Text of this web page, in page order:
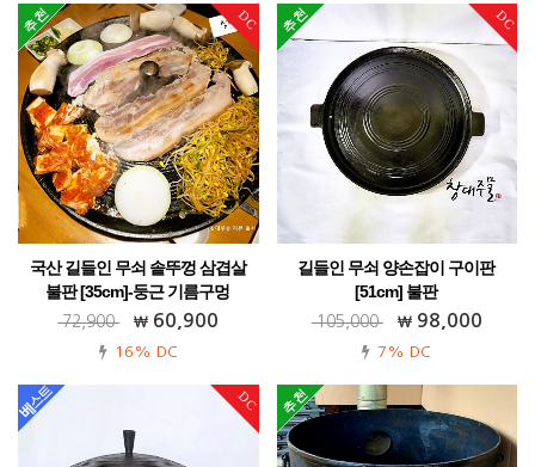
DC
국산 길들인 무쇠 솥뚜껑 삼겹살
불판 [35cm]-둥근 기름구멍
가정용 부르스타용 추천! 캠핑 야외 업소
72,900 60,900
16% DC
DC
길들인 무쇠 양손잡이 구이판
[51cm] 불판
가정용 업소용 캠핑용 전원주택!
105,000 98,000
7% DC
DC